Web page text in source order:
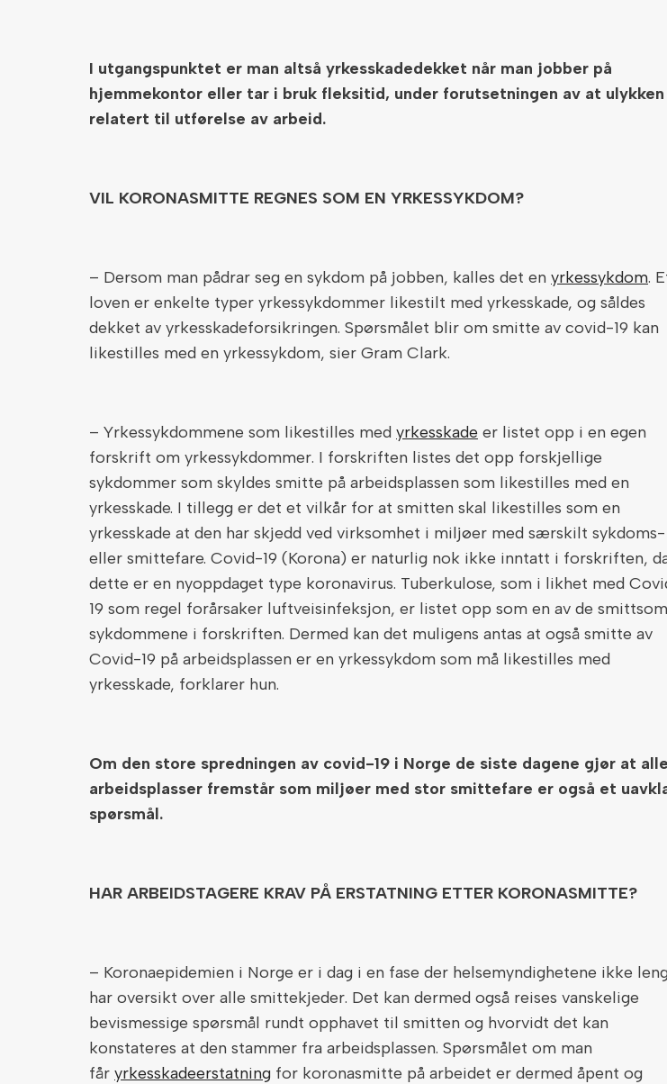
I utgangspunktet er man altså yrkesskadedekket når man jobber på
hjemmekontor eller tar i bruk fleksitid, under forutsetningen av at
relatert til utførelse av arbeid.
VIL KORONASMITTE REGNES SOM EN YRKESSYKDOM?
– Dersom man pådrar seg en sykdom på jobben, kalles det en yrkessykdom.
loven er enkelte typer yrkessykdommer likestilt med yrkesskade, og såldes
dekket av yrkesskadeforsikringen. Spørsmålet blir om smitte av covid-19 kan
likestilles med en yrkessykdom, sier Gram Clark.
– Yrkessykdommene som likestilles med yrkesskade er listet opp i en egen
forskrift om yrkessykdommer. I forskriften listes det opp forskjellige
sykdommer som skyldes smitte på arbeidsplassen som likestilles med en
yrkesskade. I tillegg er det et vilkår for at smitten skal likestilles som en
yrkesskade at den har skjedd ved virksomhet i miljøer med særskilt sykdoms-
eller smittefare. Covid-19 (Korona) er naturlig nok ikke inntatt i forskriften,
dette er en nyoppdaget type koronavirus. Tuberkulose, som i likhet med
19 som regel forårsaker luftveisinfeksjon, er listet opp som en av de
sykdommene i forskriften. Dermed kan det muligens antas at også smitte av
Covid-19 på arbeidsplassen er en yrkessykdom som må likestilles med
yrkesskade, forklarer hun.
Om den store spredningen av covid-19 i Norge de siste dagene gjør at alle
arbeidsplasser fremstår som miljøer med stor smittefare er også et
spørsmål.
HAR ARBEIDSTAGERE KRAV PÅ ERSTATNING ETTER KORONASMITTE?
– Koronaepidemien i Norge er i dag i en fase der helsemyndighetene ikke
har oversikt over alle smittekjeder. Det kan dermed også reises vanskelige
bevismessige spørsmål rundt opphavet til smitten og hvorvidt det kan
konstateres at den stammer fra arbeidsplassen. Spørsmålet om man
får yrkesskadeerstatning for koronasmitte på arbeidet er dermed åpent og